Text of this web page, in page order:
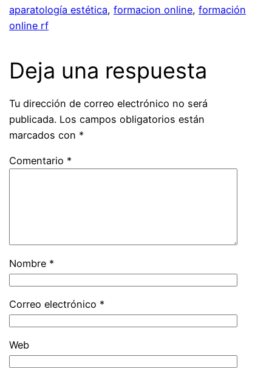
aparatología estética, formacion online, formación
online rf
Deja una respuesta
Tu dirección de correo electrónico no será
publicada. Los campos obligatorios están
marcados con *
Comentario *
Nombre *
Correo electrónico *
Web